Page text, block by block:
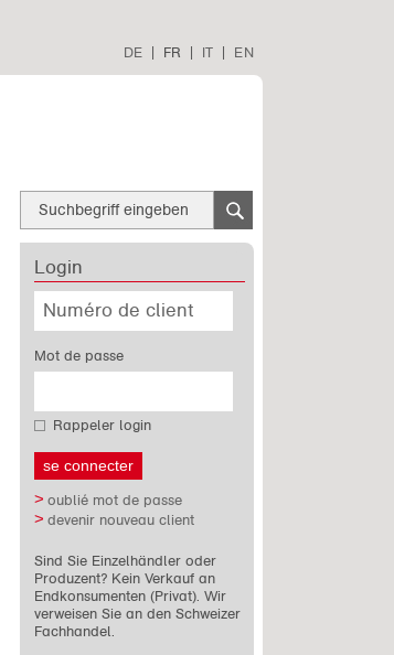
DE FR IT EN
Login
Mot de passe
Rappeler login
oublié mot de passe
devenir nouveau client
Sind Sie Einzelhändler oder
Produzent? Kein Verkauf an
Endkonsumenten (Privat). Wir
verweisen Sie an den Schweizer
Fachhandel.